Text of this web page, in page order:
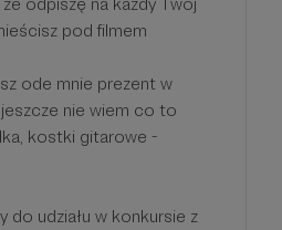
pod filmem
ode mnie prezent w
nie wiem co to
kostki gitarowe -
do udziału w konkursie z